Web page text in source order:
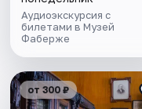
Аудиоэкскурсия с
билетами в Музей
Фаберже
от 300 ₽